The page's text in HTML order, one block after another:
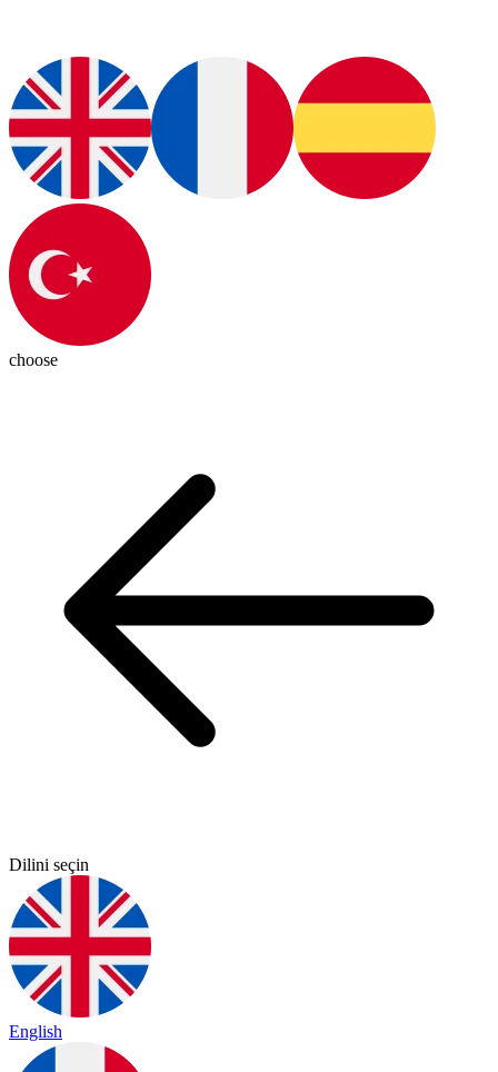
choose
Dilini seçin
English